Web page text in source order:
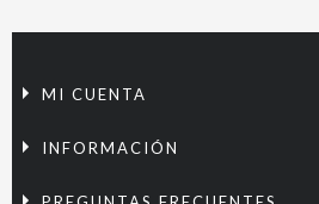
MI CUENTA
INFORMACIÓN